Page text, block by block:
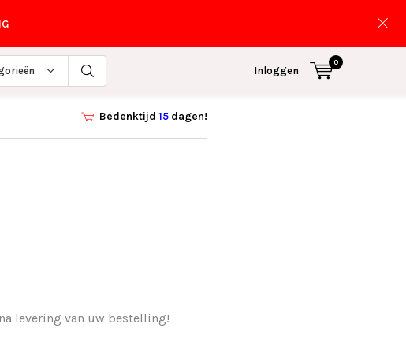
Inloggen
0
Bedenktijd 15 dagen!
levering van uw bestelling!